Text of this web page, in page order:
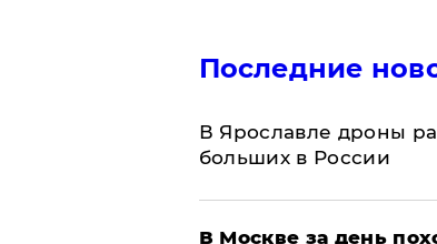
Последние
В Ярославле дроны
больших в России
В Москве за день